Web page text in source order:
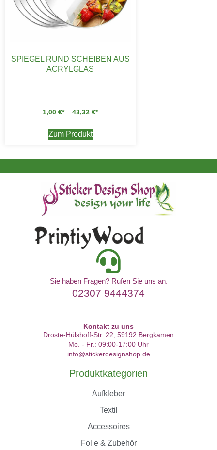
SPIEGEL RUND SCHEIBEN AUS
ACRYLGLAS
1,00 € – 43,32 €
Zum Produkt
Sie haben Fragen? Rufen Sie uns an.
02307 9444374
Kontakt zu uns
Droste-Hülshoff-Str. 22, 59192 Bergkamen
Mo. - Fr.: 09:00-17:00 Uhr
info@stickerdesignshop.de
Produktkategorien
Aufkleber
Textil
Accessoires
Folie & Zubehör